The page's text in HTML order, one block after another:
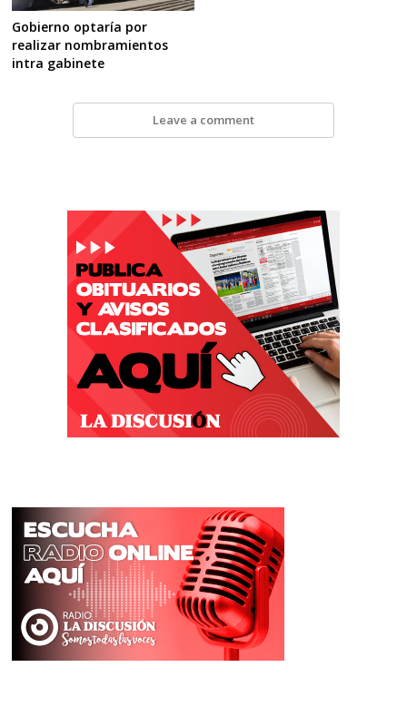
Gobierno optaría por
realizar nombramientos
intra gabinete
Leave a comment